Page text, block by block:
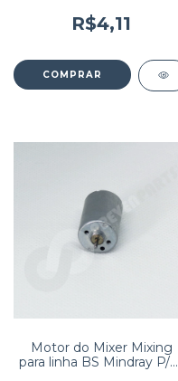
unitário) (PEDIDO
MÍNIMO 100 UNIDADES)
R$4,11
Motor do Mixer Mixing
para linha BS Mindray P/N: